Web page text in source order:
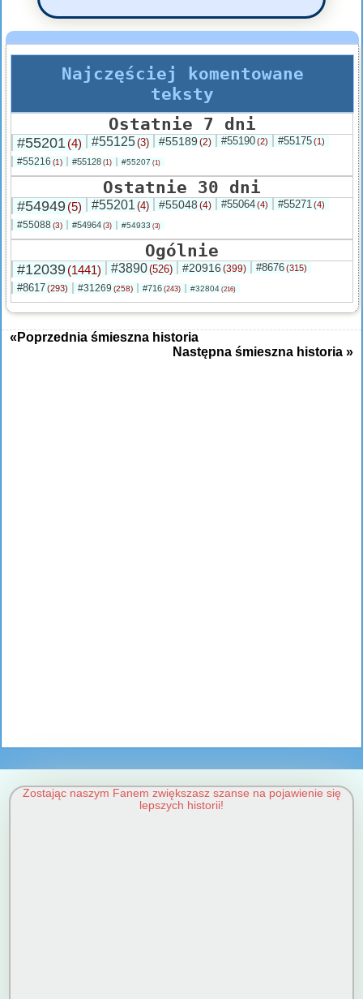
Najczęściej komentowane
teksty
Ostatnie 7 dni
#55201(4) #55125(3) #55189 (2) #55190(2) #55175(1)
#55216 (1) #55128 (1) #55207 (1)
Ostatnie 30 dni
#54949(5) #55201 (4) #55048 (4) #55064(4) #55271(4)
#55088 (3) #54964 (3) #54933 (3)
Ogólnie
#12039(1441) #3890(526) #20916 (399) #8676(315)
#8617(293) #31269 (258) #716 (243) #32804 (216)
«Poprzednia śmieszna historia
Następna śmieszna historia »
Zostając naszym Fanem zwiększasz szanse na pojawienie się
lepszych historii!